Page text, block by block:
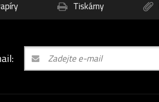
Tiskárny